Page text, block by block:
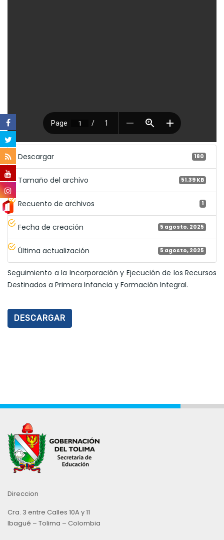
Descargar 180
Tamaño del archivo 51.39 KB
Recuento de archivos 1
Fecha de creación 5 agosto, 2025
Última actualización 5 agosto, 2025
Seguimiento a la Incorporación y Ejecución de los Recursos
Destinados a Primera Infancia y Formación Integral.
DESCARGAR
Direccion
Cra. 3 entre Calles 10A y 11
Ibagué – Tolima – Colombia